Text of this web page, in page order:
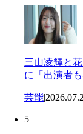
三山凌輝と
に「出演者
芸能|
5